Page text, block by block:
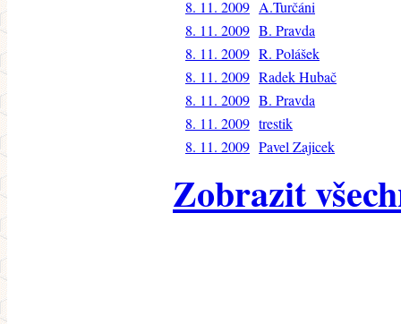
8. 11. 2009 A.Turčáni
8. 11. 2009 B. Pravda
8. 11. 2009 R. Polášek
8. 11. 2009 Radek Hubač
8. 11. 2009 B. Pravda
8. 11. 2009 trestik
8. 11. 2009 Pavel Zajicek
Zobrazit